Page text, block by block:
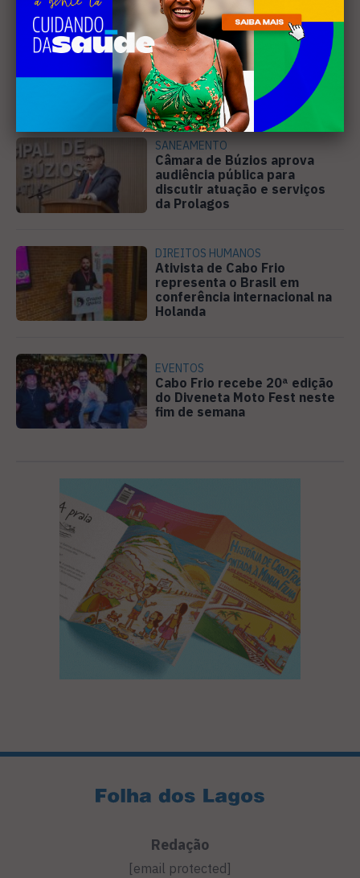
EDUCAÇÃO
Projeto "Interlinhas" lança
concurso de redação para
estudantes do ensino médio
em Cabo Frio
SANEAMENTO
Câmara de Búzios aprova
audiência pública para
discutir atuação e serviços
da Prolagos
DIREITOS HUMANOS
Ativista de Cabo Frio
representa o Brasil em
conferência internacional na
Holanda
EVENTOS
Cabo Frio recebe 20ª edição
do Diveneta Moto Fest neste
fim de semana
Redação
[email protected]